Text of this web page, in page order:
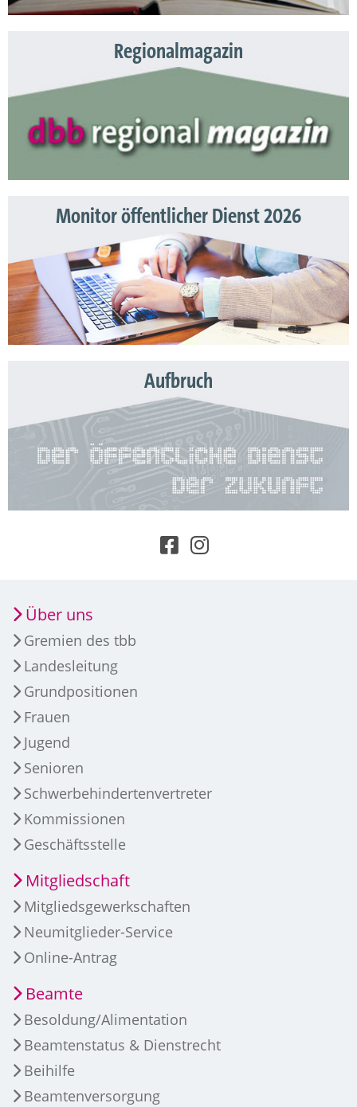
Regionalmagazin
Monitor öffentlicher Dienst 2026
Aufbruch
Über uns
Gremien des tbb
Landesleitung
Grundpositionen
Frauen
Jugend
Senioren
Schwerbehindertenvertreter
Kommissionen
Geschäftsstelle
Mitgliedschaft
Mitgliedsgewerkschaften
Neumitglieder-Service
Online-Antrag
Beamte
Besoldung/Alimentation
Beamtenstatus & Dienstrecht
Beihilfe
Beamtenversorgung